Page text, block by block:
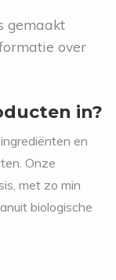
gemaakt
over
in?
en
Onze
met zo min
biologische